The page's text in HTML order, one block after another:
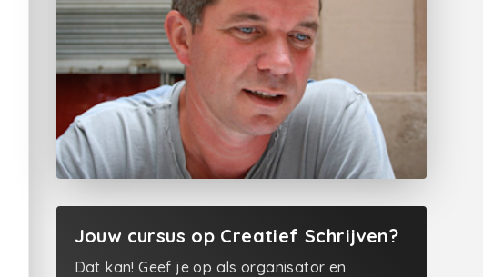
Jouw cursus op Creatief Schrijven?
Dat kan! Geef je op als organisator en